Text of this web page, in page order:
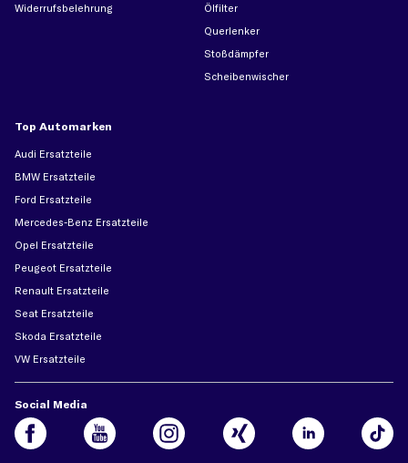
Widerrufsbelehrung
Ölfilter
Querlenker
Stoßdämpfer
Scheibenwischer
Top Automarken
Audi Ersatzteile
BMW Ersatzteile
Ford Ersatzteile
Mercedes-Benz Ersatzteile
Opel Ersatzteile
Peugeot Ersatzteile
Renault Ersatzteile
Seat Ersatzteile
Skoda Ersatzteile
VW Ersatzteile
Social Media